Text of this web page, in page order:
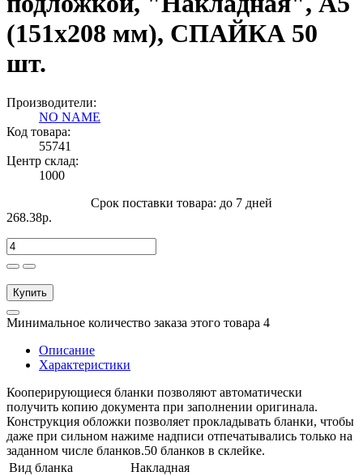
(151х208 мм), СПАЙКА 50
шт.
Производители:
NO NAME
Код товара:
55741
Центр склад:
1000
Срок поставки товара: до 7 дней
268.38р.
Купить
Минимальное количество заказа этого товара 4
Описание
Характеристики
Кооперирующиеся бланки позволяют автоматически
получить копию документа при заполнении оригинала.
Конструкция обложки позволяет прокладывать бланки, чтобы
даже при сильном нажиме надписи отпечатывались только на
заданном числе бланков.50 бланков в склейке.
Вид бланка
Накладная